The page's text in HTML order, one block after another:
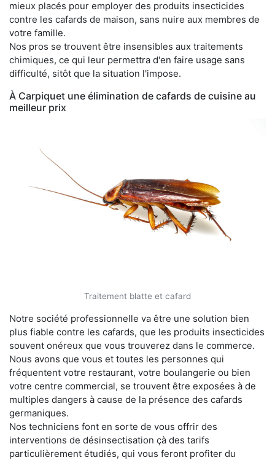
mieux placés pour employer des produits insecticides
contre les cafards de maison, sans nuire aux membres de
votre famille.
Nos pros se trouvent être insensibles aux traitements
chimiques, ce qui leur permettra d'en faire usage sans
difficulté, sitôt que la situation l'impose.
À Carpiquet une élimination de cafards de cuisine au
meilleur prix
Traitement blatte et cafard
Notre société professionnelle va être une solution bien
plus fiable contre les cafards, que les produits insecticides
souvent onéreux que vous trouverez dans le commerce.
Nous avons que vous et toutes les personnes qui
fréquentent votre restaurant, votre boulangerie ou bien
votre centre commercial, se trouvent être exposées à de
multiples dangers à cause de la présence des cafards
germaniques.
Nos techniciens font en sorte de vous offrir des
interventions de désinsectisation çà des tarifs
particulièrement étudiés, qui vous feront profiter du